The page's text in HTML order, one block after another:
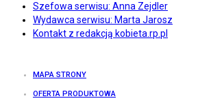
Szefowa serwisu: Anna Zejdler
Wydawca serwisu: Marta Jarosz
Kontakt z redakcją kobieta.rp.pl
MAPA STRONY
OFERTA PRODUKTOWA